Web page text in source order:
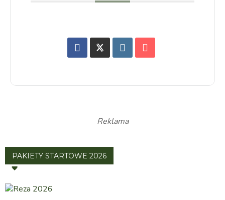
Reklama
PAKIETY STARTOWE 2026